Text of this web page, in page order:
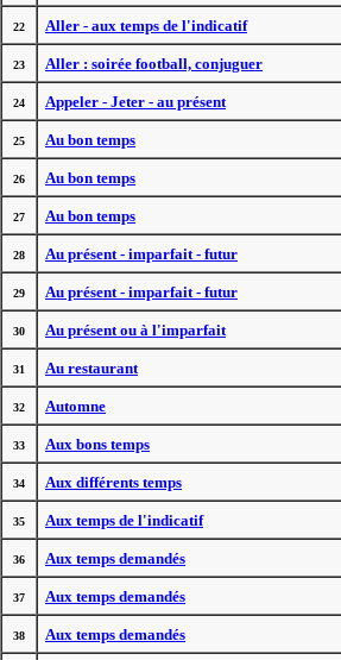
22 Aller - aux temps de l'indicatif
23 Aller : soirée football, conjuguer
24 Appeler - Jeter - au présent
25 Au bon temps
26 Au bon temps
27 Au bon temps
28 Au présent - imparfait - futur
29 Au présent - imparfait - futur
30 Au présent ou à l'imparfait
31 Au restaurant
32 Automne
33 Aux bons temps
34 Aux différents temps
35 Aux temps de l'indicatif
36 Aux temps demandés
37 Aux temps demandés
38 Aux temps demandés